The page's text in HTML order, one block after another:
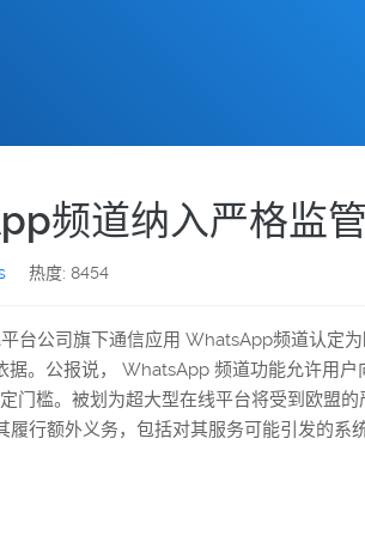
频道纳入严格监管
热度: 8454
台公司旗下通信应用 WhatsApp频道认定
。公报说， WhatsApp 频道功能允许用
门槛。被划为超大型在线平台将受到欧盟
行额外义务，包括对其服务可能引发的系